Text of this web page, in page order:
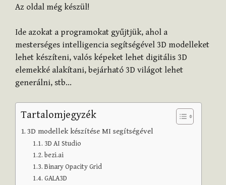
Az oldal még készül!
Ide azokat a programokat gyűjtjük, ahol a
mesterséges intelligencia segítségével 3D modelleket
lehet készíteni, valós képeket lehet digitális 3D
elemekké alakítani, bejárható 3D világot lehet
generálni, stb…
Tartalomjegyzék
3D modellek készítése MI segítségével
3D AI Studio
bezi.ai
Binary Opacity Grid
GALA3D